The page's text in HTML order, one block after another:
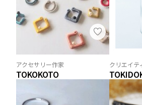
アクセサリー作家
TOKOKOTO
クリエイテ